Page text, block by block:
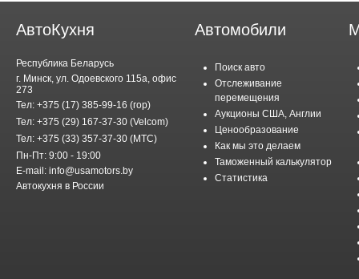
АвтоКухня
Республика Беларусь
г. Минск, ул. Одоевского 115а, офис
273
Тел: +375 (17) 385-99-16 (гор)
Тел: +375 (29) 167-37-30 (Velcom)
Тел: +375 (33) 357-37-30 (MTC)
Пн-Пт: 9:00 - 19:00
E-mail: info@usamotors.by
Автокухня в России
Автомобили
Поиск авто
Отслеживание
перемещения
Аукционы США, Англии
Ценообразование
Как мы это делаем
Таможенный калькулятор
Статистика